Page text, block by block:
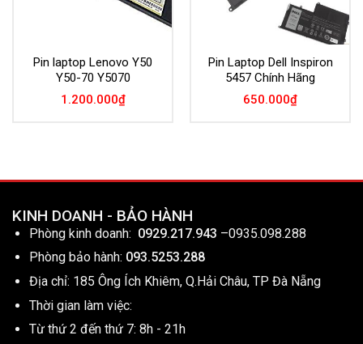
Pin laptop Lenovo Y50
Y50-70 Y5070
1.200.000₫
Pin Laptop Dell Inspiron
5457 Chính Hãng
650.000₫
KINH DOANH - BẢO HÀNH
Phòng kinh doanh: 0929.217.943 –0935.098.288
Phòng bảo hành: 093.5253.288
Địa chỉ: 185 Ông Ích Khiêm, Q.Hải Châu, TP Đà Nẵng
Thời gian làm việc:
Từ thứ 2 đến thứ 7: 8h - 21h